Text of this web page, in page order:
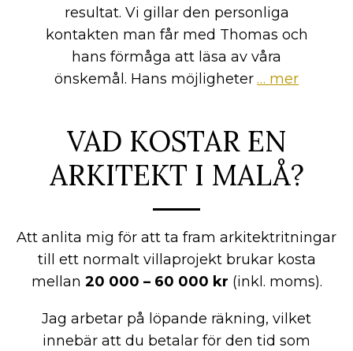
resultat. Vi gillar den personliga
kontakten man får med Thomas och
hans förmåga att läsa av våra
önskemål. Hans möjligheter … mer
VAD KOSTAR EN
ARKITEKT I MALÅ?
Att anlita mig för att ta fram arkitektritningar
till ett normalt villaprojekt brukar kosta
mellan 20 000 – 60 000 kr (inkl. moms).
Jag arbetar på löpande räkning, vilket
innebär att du betalar för den tid som